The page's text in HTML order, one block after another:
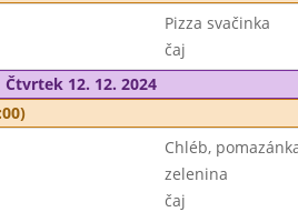
Pizza svačinka
čaj
Čtvrtek 12. 12. 2024
Chléb,
zelenina
čaj